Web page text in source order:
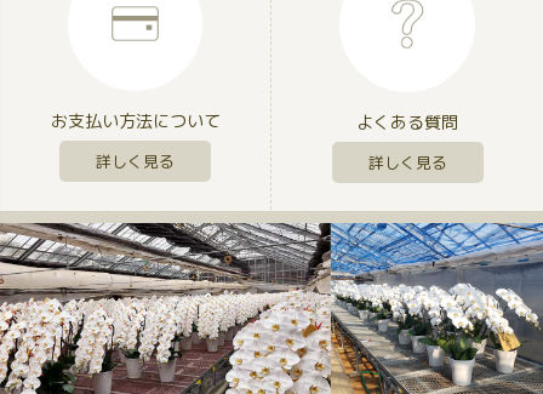
お支払い方法について
詳しく見る
よくある質問
詳しく見る